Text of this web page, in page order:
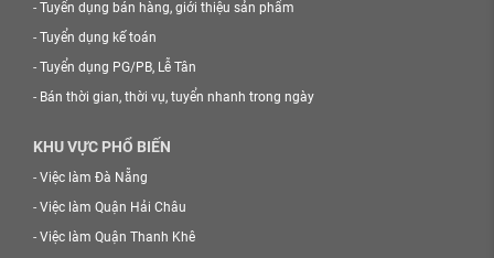
- Tuyển dụng bán hàng, giới thiệu sản phẩm
- Tuyển dụng kế toán
- Tuyển dụng PG/PB, Lễ Tân
- Bán thời gian, thời vụ, tuyển nhanh trong ngày
KHU VỰC PHỔ BIẾN
- Việc làm Đà Nẵng
- Việc làm Quận Hải Châu
- Việc làm Quận Thanh Khê